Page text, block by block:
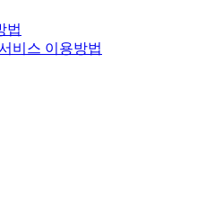
법
비스 이용방법